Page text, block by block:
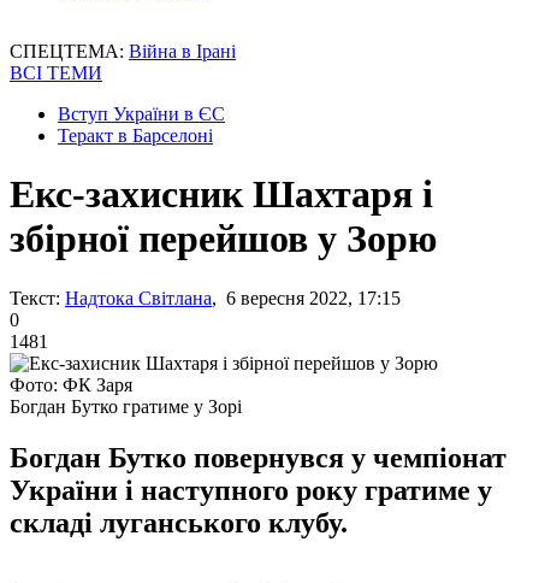
СПЕЦТЕМА: Війна в Ірані
ВСІ ТЕМИ
Вступ України в ЄС
Теракт в Барселоні
Екс-захисник Шахтаря і
збірної перейшов у Зорю
Текст: Надтока Світлана, 6 вересня 2022, 17:15
0
1481
Фото: ФК Заря
Богдан Бутко гратиме у Зорі
Богдан Бутко повернувся у чемпіонат
України і наступного року гратиме у
складі луганського клубу.